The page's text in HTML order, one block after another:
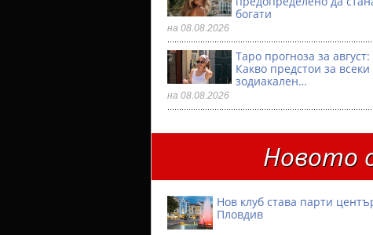
богати
на 08.08.2026
Таро прогноза за август:
Какво предстои за всеки
зодиакален…
на 08.08.2026
Новото
Нов клуб става парти
Пловдив